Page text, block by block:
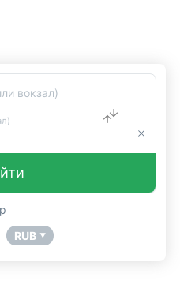
в Анкару
вокзал)
RUB ▼